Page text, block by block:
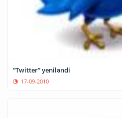
“Twitter” yeniləndi
17-09-2010